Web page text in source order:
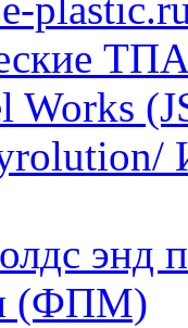
Works
энд
(ФПМ)